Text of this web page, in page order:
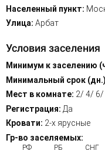
Населенный пункт:
Улица: Арбат
Условия заселения
Минимум к заселению
Минимальный срок
Мест в комнате: 2/ 4/ 6/
Регистрация: Да
Кровати: 2-х ярусные
Гр-во заселяемых:
РФ РБ СНГ